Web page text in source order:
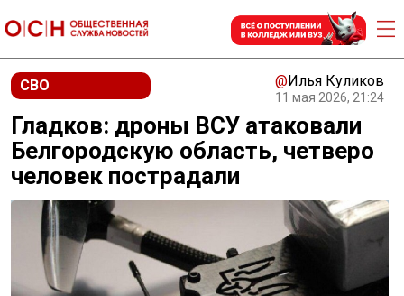
СВО @Илья Куликов
11 мая 2026, 21:24
Гладков: дроны ВСУ атаковали
Белгородскую область, четверо
человек пострадали